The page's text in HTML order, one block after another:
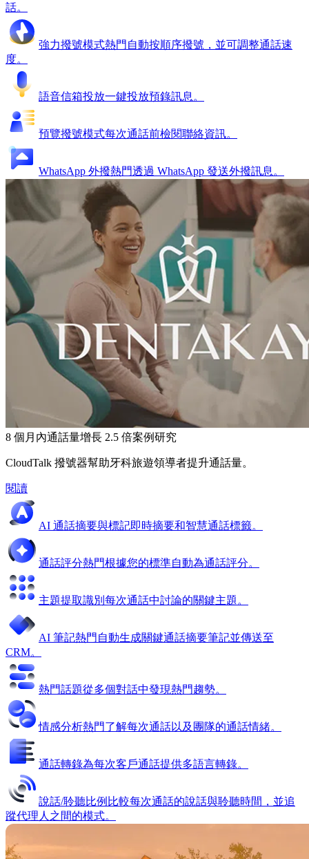
話。
強力撥號模式熱門 自動按順序撥號，並可調整通話速
度。
語音信箱投放一鍵投放預錄訊息。
預覽撥號模式每次通話前檢閱聯絡資訊。
WhatsApp 外撥熱門透過 WhatsApp 發送外撥訊息。
8 個月內通話量增長 2.5 倍案例研究
CloudTalk 撥號器幫助牙科旅遊領導者提升通話量。
閱讀
AI 通話摘要與標記即時摘要和智慧通話標籤。
通話評分熱門根據您的標準自動為通話評分。
主題提取識別每次通話中討論的關鍵主題。
AI 筆記熱門 自動生成關鍵通話摘要筆記並傳送至
CRM。
熱門話題從多個對話中發現熱門趨勢。
情感分析熱門了解每次通話以及團隊的通話情緒。
通話轉錄為每次客戶通話提供多語言轉錄。
說話/聆聽比例 比較每次通話的說話與聆聽時間，並追
蹤代理人之間的模式。